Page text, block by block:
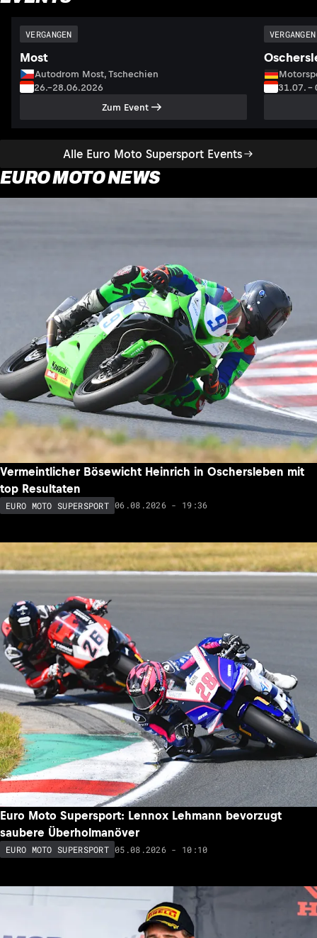
Alle Euro Moto Supersport Events
VERGANGEN
Most
Autodrom Most, Tschechien
26.–28.06.2026
Zum Event
VERGANGEN
31.07. –
EURO MOTO NEWS
Vermeintlicher Bösewicht Heinrich in Oschersleben mit
top Resultaten
EURO MOTO SUPERSPORT 06.08.2026 - 19:36
Euro Moto Supersport: Lennox Lehmann bevorzugt
saubere Überholmanöver
EURO MOTO SUPERSPORT 05.08.2026 - 10:10